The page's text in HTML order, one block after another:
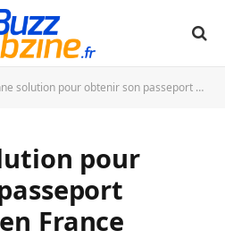
pour obtenir son passeport rapidement en France
pour
France